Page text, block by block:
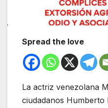
Spread the love
La actriz venezolana
ciudadanos Humberto